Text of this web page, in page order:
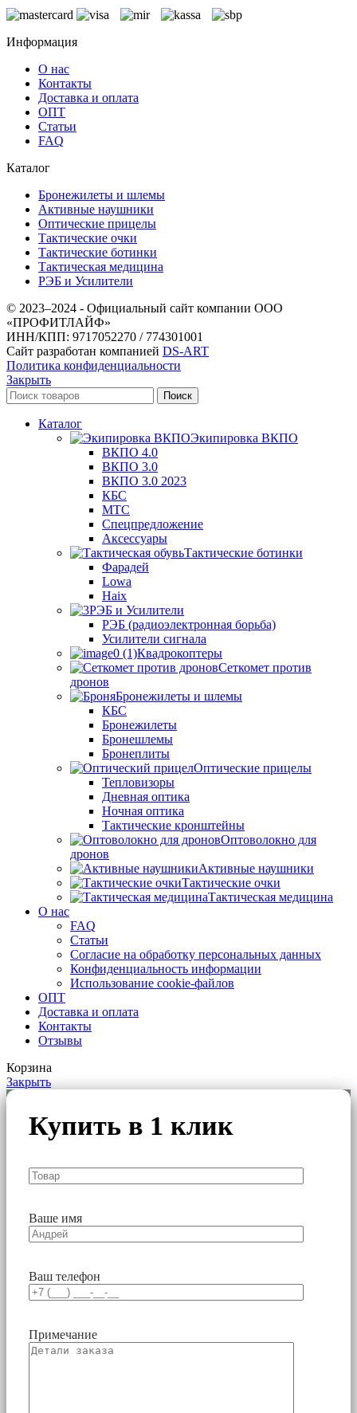
Информация
О нас
Контакты
Доставка и оплата
ОПТ
Статьи
FAQ
Каталог
Бронежилеты и шлемы
Активные наушники
Оптические прицелы
Тактические очки
Тактические ботинки
Тактическая медицина
РЭБ и Усилители
© 2023–2024 - Официальный сайт компании ООО
«ПРОФИТЛАЙФ»
ИНН/КПП: 9717052270 / 774301001
Сайт разработан компанией DS-ART
Политика конфиденциальности
Закрыть
Поиск
Каталог
Экипировка ВКПО
ВКПО 4.0
ВКПО 3.0
ВКПО 3.0 2023
КБС
МТС
Спецпредложение
Аксессуары
Тактические ботинки
Фарадей
Lowa
Haix
РЭБ и Усилители
РЭБ (радиоэлектронная борьба)
Усилители сигнала
Квадрокоптеры
Сеткомет против
дронов
Бронежилеты и шлемы
КБС
Бронежилеты
Бронешлемы
Бронеплиты
Оптические прицелы
Тепловизоры
Дневная оптика
Ночная оптика
Тактические кронштейны
Оптоволокно для
дронов
Активные наушники
Тактические очки
Тактическая медицина
О нас
FAQ
Статьи
Согласие на обработку персональных данных
Конфиденциальность информации
Использование cookie-файлов
ОПТ
Доставка и оплата
Контакты
Отзывы
Корзина
Закрыть
Купить в 1 клик
Ваше имя
Ваш телефон
Примечание